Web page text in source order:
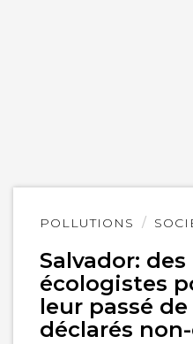
POLLUTIONS
Salvador:
écologistes
leur passé
déclarés
Lire